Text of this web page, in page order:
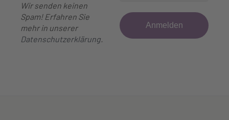
Wir senden keinen
Spam! Erfahren Sie
mehr in unserer
Datenschutzerklärung.